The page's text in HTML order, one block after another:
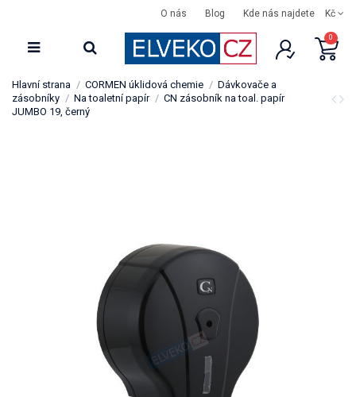
O nás Blog Kde nás najdete Kč
0
Hlavní strana CORMEN úklidová chemie
Dávkovače a
zásobníky
Na toaletní papír
CN zásobník na toal. papír
JUMBO 19, černý